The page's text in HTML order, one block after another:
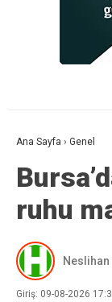
Ana Sayfa › Genel
ruhu
Neslihan
Giriş: 09-08-2026